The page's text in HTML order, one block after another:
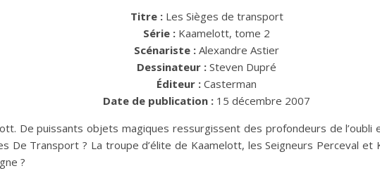
Titre : Les Sièges de transport
Série : Kaamelott, tome 2
Scénariste : Alexandre Astier
Dessinateur : Steven Dupré
Éditeur : Casterman
Date de publication : 15 décembre 2007
De puissants objets magiques ressurgissent des profondeurs de
De Transport ? La troupe d’élite de Kaamelott, les Seigneurs Perceval
?